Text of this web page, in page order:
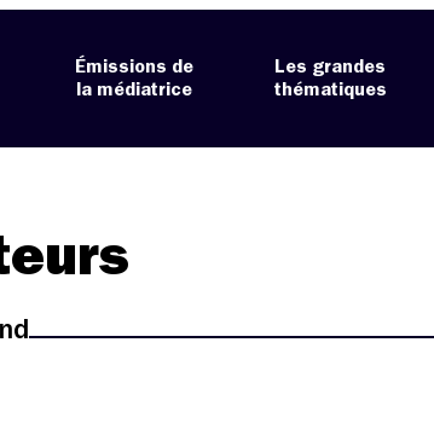
Émissions de
la médiatrice
Les grandes
thématiques